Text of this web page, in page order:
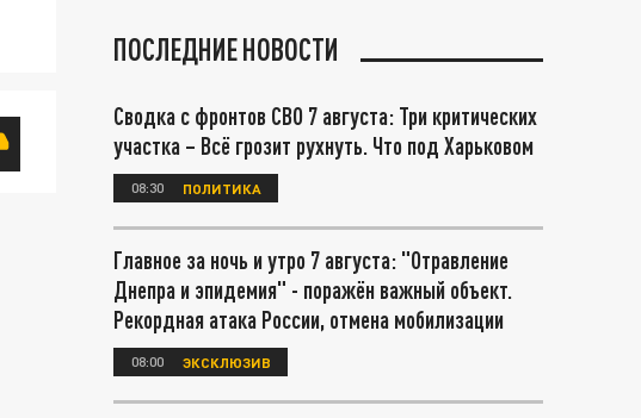
ПОСЛЕДНИЕ НОВОСТИ
Сводка с фронтов СВО 7 августа: Три критических
участка – Всё грозит рухнуть. Что под Харьковом
08:30 ПОЛИТИКА
Главное за ночь и утро 7 августа: "Отравление
Днепра и эпидемия" - поражён важный объект.
Рекордная атака России, отмена мобилизации
08:00 ЭКСКЛЮЗИВ